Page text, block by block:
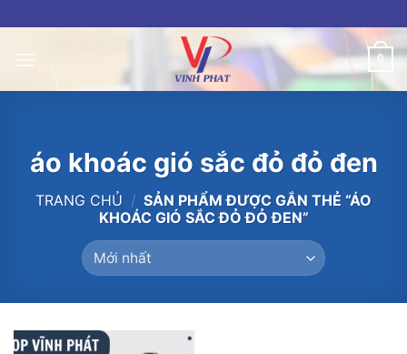
to
content
0
áo khoác gió sắc đỏ đỏ đen
TRANG CHỦ / SẢN PHẨM ĐƯỢC GẮN THẺ “ÁO
KHOÁC GIÓ SẮC ĐỎ ĐỎ ĐEN”